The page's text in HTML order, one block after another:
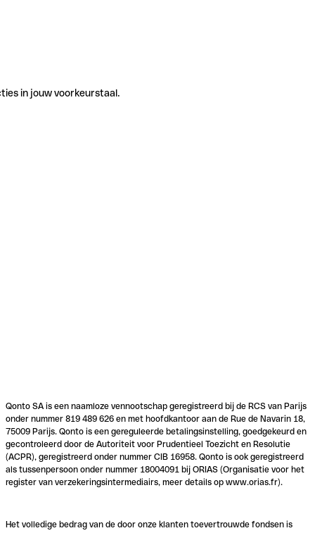
in jouw voorkeurstaal.
Qonto SA is een naamloze vennootschap geregistreerd bij de RCS van Parijs
onder nummer 819 489 626 en met hoofdkantoor aan de Rue de Navarin 18,
75009 Parijs. Qonto is een gereguleerde betalingsinstelling, goedgekeurd en
gecontroleerd door de Autoriteit voor Prudentieel Toezicht en Resolutie
(ACPR), geregistreerd onder nummer CIB 16958. Qonto is ook geregistreerd
als tussenpersoon onder nummer 18004091 bij ORIAS (Organisatie voor het
register van verzekeringsintermediairs, meer details op www.orias.fr).
Het volledige bedrag van de door onze klanten toevertrouwde fondsen is